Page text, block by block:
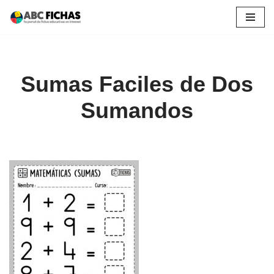
Sumas Faciles de Dos
Sumandos